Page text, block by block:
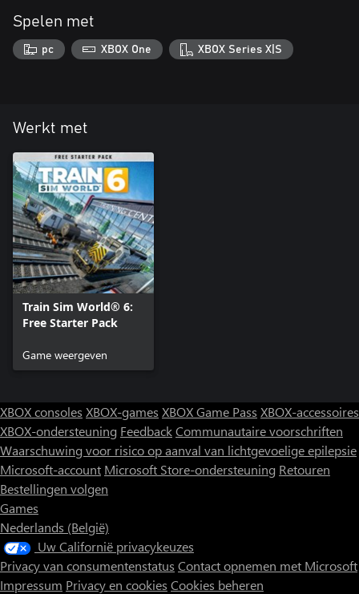
Spelen met
pc XBOX One XBOX Series X|S
Werkt met
Train Sim World® 6:
Free Starter Pack
Game weergeven
XBOX consoles XBOX-games XBOX Game Pass XBOX-accessoires
XBOX-ondersteuning FeedbackCommunautaire voorschriften
Waarschuwing voor risico op aanval van lichtgevoelige epilepsie
Microsoft-account Microsoft Store-ondersteuning Retouren
Bestellingen volgen
Games
Nederlands (België)
Uw Californië privacykeuzes
Privacy van consumentenstatus Contact opnemen met Microsoft
Impressum Privacy en cookies Cookies beheren